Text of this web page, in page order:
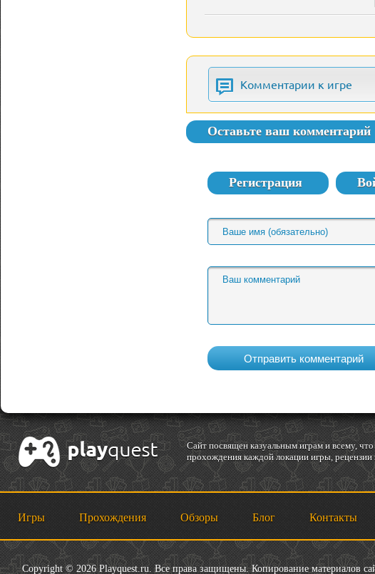
Комментарии к игре
Оставьте ваш комментарий
Регистрация
Cайт посвящен казуальным играм и всему,
прохождения каждой локации игры,
Игры Прохождения Обзоры Блог Контакты
Copyright © 2026 Playquest.ru. Все права защищены. Копирование материалов